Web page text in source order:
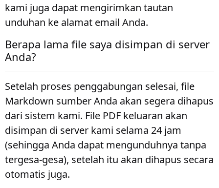
kami juga dapat mengirimkan tautan
unduhan ke alamat email Anda.
Berapa lama file saya disimpan di server
Anda?
Setelah proses penggabungan selesai, file
Markdown sumber Anda akan segera dihapus
dari sistem kami. File PDF keluaran akan
disimpan di server kami selama 24 jam
(sehingga Anda dapat mengunduhnya tanpa
tergesa-gesa), setelah itu akan dihapus secara
otomatis juga.